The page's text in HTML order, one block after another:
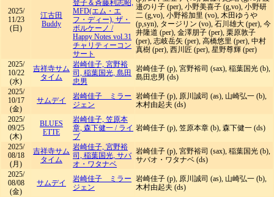
2025/
11/23
(日)
江古田
Buddy
登子＆斉藤利志昭,
MFD(エム・エ
フ・ディー), ザ・
ボルケーノ /
Happy Notes vol.31
チャリティーコン
サート
邉のり子 (per), 小野美喜子 (g,vo), 小野研
二 (g,vo), 小野裕加里 (vo), 木田ゆうや
(p,syn), タージリン (vo), 石川雄大 (per), 今
井隆道 (per), 金澤朋子 (per), 栗原敦子
(per), 志岐岳矢 (per), 高橋悠里 (per), 中村
真樹 (per), 西川匠 (per), 星野尊輝 (per)
2025/
10/22
(水)
吉祥寺サム
タイム
岩崎佳子, 宮野裕
司, 稲葉国光, 島田
忠男
岩崎佳子 (p), 宮野裕司 (sax), 稲葉国光 (b),
島田忠男 (ds)
2025/
10/17
(金)
サムデイ
岩崎佳子 ミラー
ジェン
岩崎佳子 (p), 原川誠司 (as), 山崎弘一 (b),
木村由起夫 (ds)
2025/
09/25
(木)
BLUES
ETTE
岩崎佳子, 笠原本
章, 森下健一 / ライ
ブ
岩崎佳子 (p), 笠原本章 (b), 森下健一 (ds)
2025/
08/18
(月)
吉祥寺サム
タイム
岩崎佳子, 宮野裕
司, 稲葉国光, サバ
オ・ワタナベ
岩崎佳子 (p), 宮野裕司 (sax), 稲葉国光 (b),
サバオ・ワタナベ (ds)
2025/
08/08
(金)
サムデイ
岩崎佳子 ミラー
ジェン
岩崎佳子 (p), 原川誠司 (as), 山崎弘一 (b),
木村由起夫 (ds)